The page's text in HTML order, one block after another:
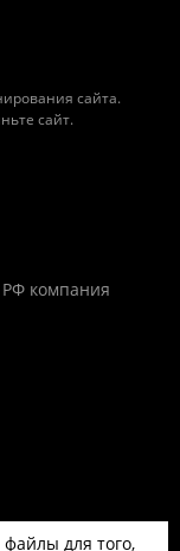
сайта.
сайт.
компания
для того,